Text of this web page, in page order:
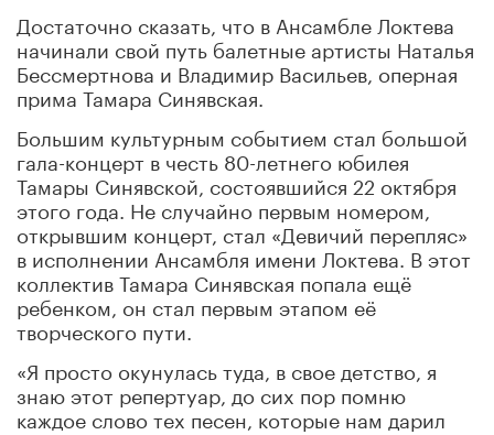
Достаточно сказать, что в Ансамбле Локтева
начинали свой путь балетные артисты Наталья
Бессмертнова и Владимир Васильев, оперная
прима Тамара Синявская.
Большим культурным событием стал большой
гала-концерт в честь 80-летнего юбилея
Тамары Синявской, состоявшийся 22 октября
этого года. Не случайно первым номером,
открывшим концерт, стал «Девичий перепляс»
в исполнении Ансамбля имени Локтева. В этот
коллектив Тамара Синявская попала ещё
ребенком, он стал первым этапом её
творческого пути.
«Я просто окунулась туда, в свое детство, я
знаю этот репертуар, до сих пор помню
каждое слово тех песен, которые нам дарил